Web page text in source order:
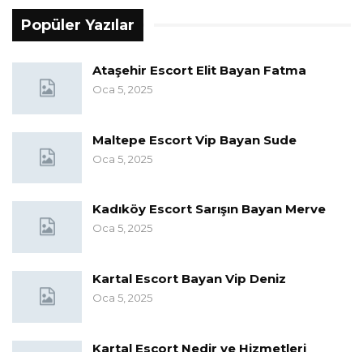
Popüler Yazılar
Ataşehir Escort Elit Bayan Fatma
Oca 5, 2025
Maltepe Escort Vip Bayan Sude
Oca 5, 2025
Kadıköy Escort Sarışın Bayan Merve
Oca 5, 2025
Kartal Escort Bayan Vip Deniz
Oca 5, 2025
Kartal Escort Nedir ve Hizmetleri